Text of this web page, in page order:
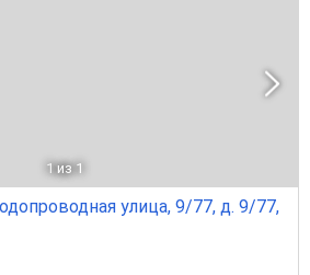
1 из 1
улица, 9/77, д. 9/77,